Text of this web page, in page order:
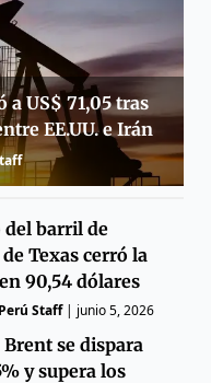
a US$ 71,05 tras
EE.UU. e Irán
del barril de
Texas cerró la
90,54 dólares
Staff| junio 5, 2026
se dispara
y supera los